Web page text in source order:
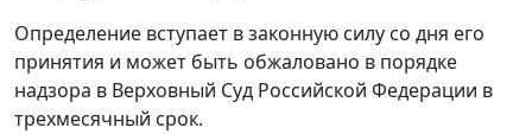
Определение вступает в законную силу со дня его
принятия и может быть обжаловано в порядке
надзора в Верховный Суд Российской Федерации в
трехмесячный срок.